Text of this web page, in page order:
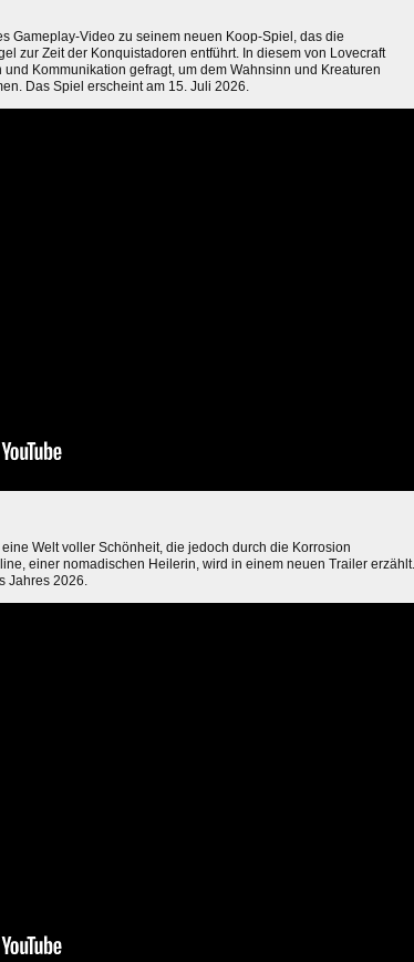
Gameplay-Video zu seinem neuen Koop-Spiel, das die
zur Zeit der Konquistadoren entführt. In diesem von Lovecraft
Kommunikation gefragt, um dem Wahnsinn und Kreaturen
Das Spiel erscheint am 15. Juli 2026.
Welt voller Schönheit, die jedoch durch die Korrosion
einer nomadischen Heilerin, wird in einem neuen Trailer erzählt.
Jahres 2026.